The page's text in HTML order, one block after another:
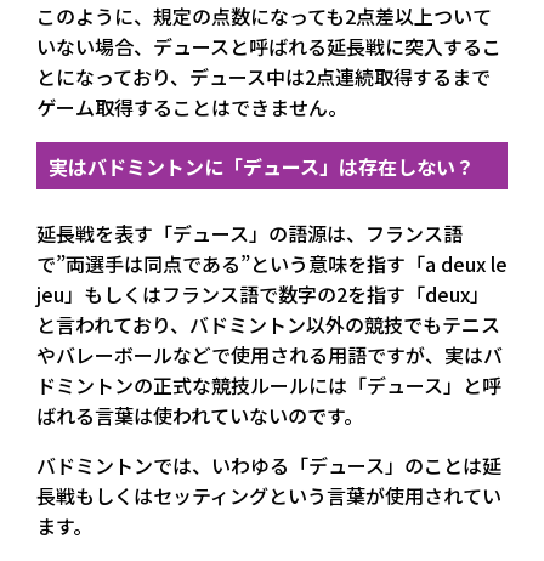
このように、規定の点数になっても2点差以上ついて
いない場合、デュースと呼ばれる延長戦に突入するこ
とになっており、デュース中は2点連続取得するまで
ゲーム取得することはできません。
実はバドミントンに「デュース」は存在しない？
延長戦を表す「デュース」の語源は、フランス語
で”両選手は同点である”という意味を指す「a deux le
jeu」もしくはフランス語で数字の2を指す「deux」
と言われており、バドミントン以外の競技でもテニス
やバレーボールなどで使用される用語ですが、実はバ
ドミントンの正式な競技ルールには「デュース」と呼
ばれる言葉は使われていないのです。
バドミントンでは、いわゆる「デュース」のことは延
長戦もしくはセッティングという言葉が使用されてい
ます。